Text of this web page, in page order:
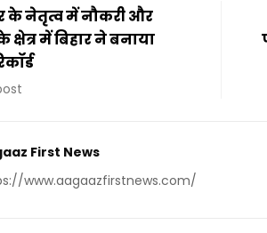
के नेतृत्व में नौकरी और
में बिहार ने बनाया
First News
www.aagaazfirstnews.com/